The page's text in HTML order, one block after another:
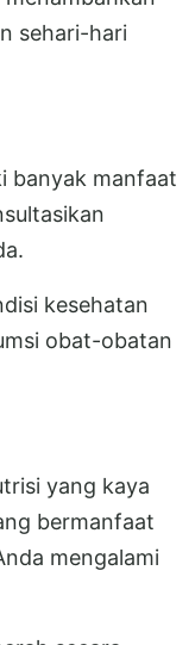
sehari-hari
banyak manfaat
kesehatan
obat-obatan
yang kaya
bermanfaat
mengalami